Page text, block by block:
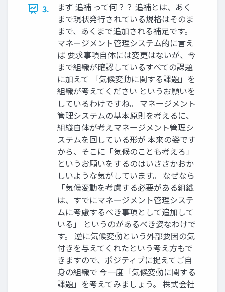
3.
まず 追補 って何？？ 追補とは、あく
まで現状発行されている規格はそのま
まで、あくまで追加される補足です。
マネージメント管理システム的に言え
ば 要求事項自体には変更はないが、今
まで組織が確認しているすべての課題
に加えて 「気候変動に関する課題」を
組織が考えてください というお願いを
しているわけですね。 マネージメント
管理システムの基本原則を考えるに、
組織自体が考えマネージメント管理シ
ステムを回している形が 本来の姿です
から、そこに「気候のことも考えろ」
というお願いをするのはいささかおか
しいような気がしています。 なぜなら
「気候変動を考慮する必要がある組織
は、すでにマネージメント管理システ
ムに考慮するべき事項として追加して
いる」 というのがあるべき姿なわけで
す。 逆に気候変動という外部要因の気
付きを与えてくれたという考え方もで
きますので、ポジティブに捉えてご自
身の組織で 今一度「気候変動に関する
課題」を考えてみましょう。 株式会社